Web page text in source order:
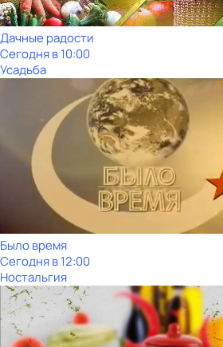
Дачные радости
Сегодня в 10:00
Усадьба
Было время
Сегодня в 12:00
Ностальгия